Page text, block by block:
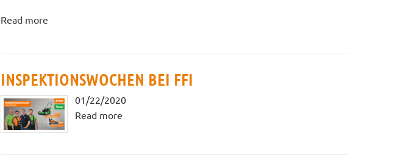
Read more
INSPEKTIONSWOCHEN BEI FFI
01/22/2020
Read more